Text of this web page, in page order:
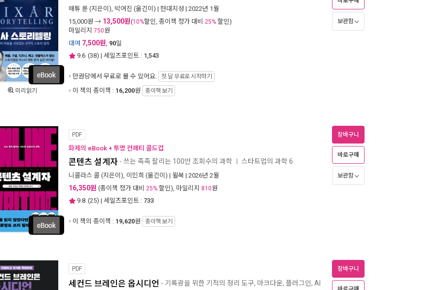
미리읽기
매튜 룬 (지은이), 박여진 (옮긴이) | 현대지성 | 2022년 1월
15,000원 → 13,500원(10%할인, 종이책 정가 대비 25% 할인)
마일리지 750원
대여 7,500원, 90일
9.6 (38) | 세일즈포인트 : 1,543
만권당에서 무료로 볼 수 있어요. 첫 달 무료로 시작하기
이 책의 종이책 : 16,200원 종이책 보기
보관함
PDF
화제의 eBook + 투명 컨페티 콜드컵
콘텐츠 설계자 - 쓰는 족족 팔리는 100만 조회수의 과학 스타트업의 과학 6
니콜라스 콜 (지은이), 이민희 (옮긴이) | 윌북 | 2026년 2월
16,350원 (종이책 정가 대비 25% 할인), 마일리지 810원
9.8 (25) | 세일즈포인트 : 733
이 책의 종이책 : 19,620원 종이책 보기
장바구니
바로구매
보관함
PDF
세컨드 브레인은 옵시디언 - 기록광을 위한 기적의 정리 도구, 마크다운, 플러그인, AI
장바구니